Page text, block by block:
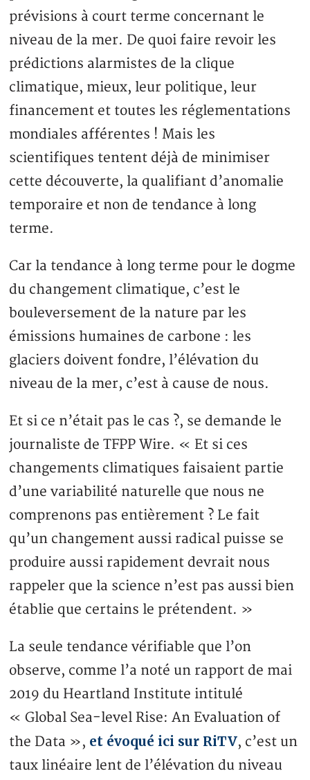
prévisions à court terme concernant le
niveau de la mer. De quoi faire revoir les
prédictions alarmistes de la clique
climatique, mieux, leur politique, leur
financement et toutes les réglementations
mondiales afférentes ! Mais les
scientifiques tentent déjà de minimiser
cette découverte, la qualifiant d’anomalie
temporaire et non de tendance à long
terme.
Car la tendance à long terme pour le dogme
du changement climatique, c’est le
bouleversement de la nature par les
émissions humaines de carbone : les
glaciers doivent fondre, l’élévation du
niveau de la mer, c’est à cause de nous.
Et si ce n’était pas le cas ?, se demande le
journaliste de TFPP Wire. « Et si ces
changements climatiques faisaient partie
d’une variabilité naturelle que nous ne
comprenons pas entièrement ? Le fait
qu’un changement aussi radical puisse se
produire aussi rapidement devrait nous
rappeler que la science n’est pas aussi bien
établie que certains le prétendent. »
La seule tendance vérifiable que l’on
observe, comme l’a noté un rapport de mai
2019 du Heartland Institute intitulé
« Global Sea-level Rise: An Evaluation of
the Data », et évoqué ici sur RiTV, c’est un
taux linéaire lent de l’élévation du niveau